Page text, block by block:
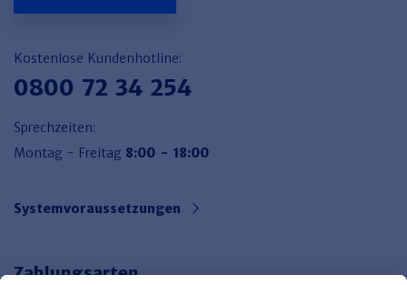
Kostenlose Kundenhotline:
0800 72 34 254
Sprechzeiten:
Montag - Freitag 8:00 - 18:00
Systemvoraussetzungen
Zahlungsarten